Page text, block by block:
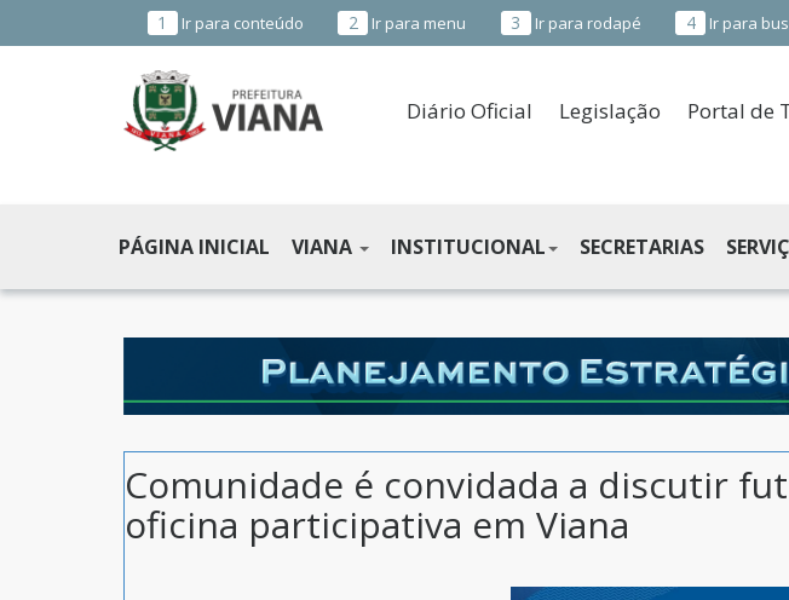
1 Ir para conteúdo 2 Ir para menu 3 Ir para rodapé 4 Ir para
MUNICIPAL
DE
VIANA
ES
Diário Oficial Legislação Portal de
PÁGINA INICIAL VIANA INSTITUCIONAL SECRETARIAS
Comunidade é convidada a discutir
oficina participativa em Viana